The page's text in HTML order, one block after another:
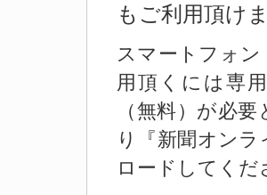
もご利用頂け
スマートフォ
用頂くには専
（無料）が必
り『新聞オン
ロードしてくだ